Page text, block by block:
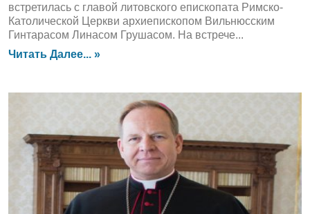
встретилась с главой литовского епископата Римско-
Католической Церкви архиепископом Вильнюсским
Гинтарасом Линасом Грушасом. На встрече...
Читать Далее... »
ЛЕНТА НОВОСТЕЙ